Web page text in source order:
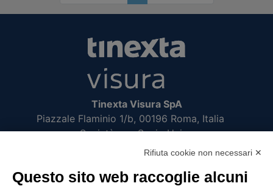
Tinexta Visura SpA
Piazzale Flaminio 1/b, 00196 Roma, Italia
Società con Socio Unico
Società soggetta alla direzione e coordinamento
P.IVA 05338771008 REA n. 877679
Rifiuta cookie non necessari ✕
Questo sito web raccoglie alcuni